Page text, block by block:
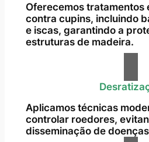
Oferecemos tratamentos
contra cupins, incluindo
e iscas, garantindo a
estruturas de madeira.
Aplicamos técnicas
controlar roedores,
disseminação de